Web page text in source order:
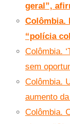
geral”,
Colômbia.
“polícia
Colômbia.
sem
Colômbia.
aumento
Colômbia.